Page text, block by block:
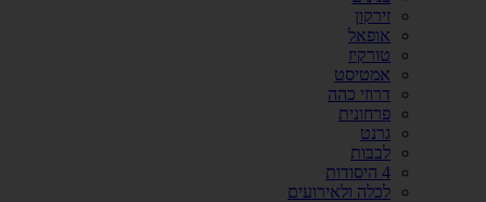
זירקון
אופאל
טורקיז
אמטיסט
דרוזי כהה
פרחונית
גרנט
לבבות
4 היסודות
לכלה ולאירועים